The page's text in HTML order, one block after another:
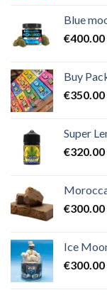
Blue
€400.00
Buy
€350.00
Super
€320.00
€300.00
Ice
€300.00